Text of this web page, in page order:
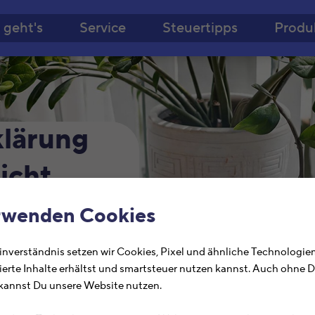
Cookies
setzen wir Cookies, Pixel und ähnliche
Inhalte erhältst und smartsteuer nutzen kannst. Auch ohne
Du unsere Website nutzen.
Zum Hauptinhalt
geht's Service Steuertipps
sein
für Schritt
– ohne